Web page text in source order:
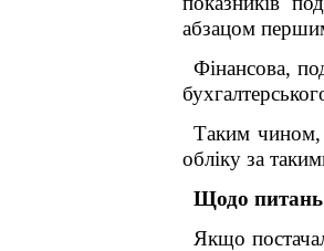
абзацом
Фінансова,
Таким чином,
обліку за
Щодо питань
Якщо